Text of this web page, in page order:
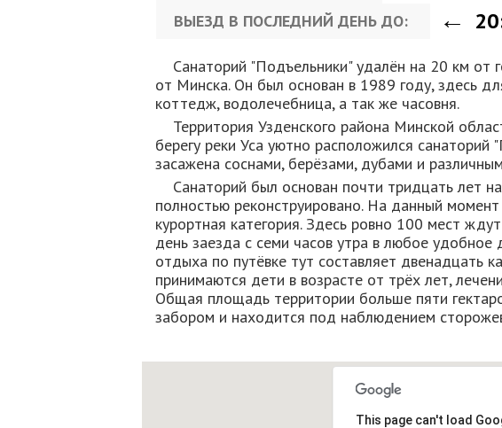
ВЫЕЗД В ПОСЛЕДНИЙ ДЕНЬ ДО:
Санаторий "Подъельники" удалён на 20 км от
от Минска. Он был основан в 1989 году, здесь
коттедж, водолечебница, а так же часовня.
Территория Узденского района Минской
берегу реки Уса уютно расположился санаторий
засажена соснами, берёзами, дубами и
Санаторий был основан почти тридцать лет
полностью реконструировано. На данный
курортная категория. Здесь ровно 100 мест
день заезда с семи часов утра в любое
отдыха по путёвке тут составляет двенадцать
принимаются дети в возрасте от трёх лет,
Общая площадь территории больше пяти
забором и находится под наблюдением
This page can't load